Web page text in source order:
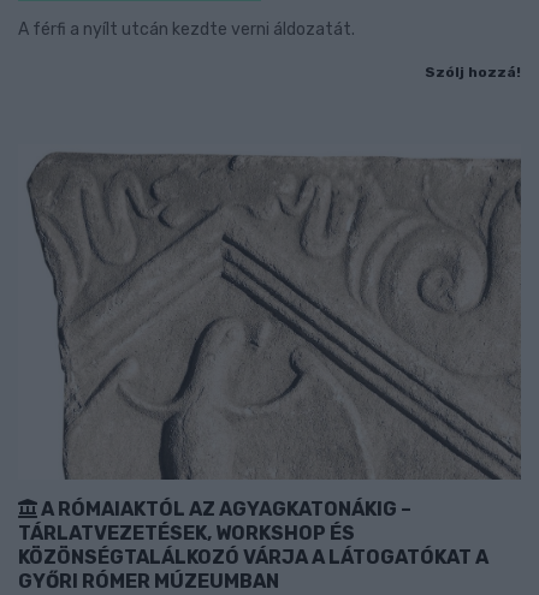
A férfi a nyílt utcán kezdte verni áldozatát.
Szólj hozzá!
A RÓMAIAKTÓL AZ AGYAGKATONÁKIG –
TÁRLATVEZETÉSEK, WORKSHOP ÉS
KÖZÖNSÉGTALÁLKOZÓ VÁRJA A LÁTOGATÓKAT A
GYŐRI RÓMER MÚZEUMBAN